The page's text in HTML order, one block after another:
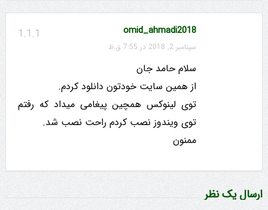
1.1.1 omid_ahmadi2018
سپتامبر 2, 2018 در 7:55 ق.ظ
سلام حامد جان
از همین سایت خودتون دانلود کردم.
توی لینوکس همچین پیغامی میداد که رفتم
توی ویندوز نصب کردم راحت نصب شد.
ممنون
ارسال یک نظر